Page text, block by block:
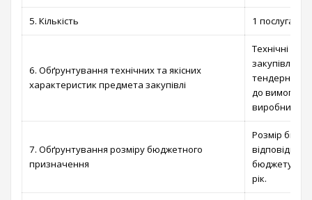
5. Кількість 1 послуга
6. Обґрунтування технічних та якісних
характеристик предмета закупівлі
Технічні та
закупівлі
тендерної
до вимог і
виробничих
7. Обґрунтування розміру бюджетного
призначення
Розмір
відповідно
бюджету
рік.